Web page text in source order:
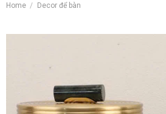
Home / Decor để bàn